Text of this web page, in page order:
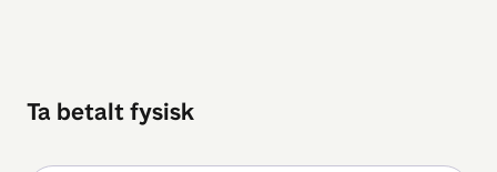
Ta betalt fysisk